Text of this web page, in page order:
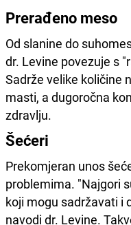
Prerađeno meso
Od slanine do
dr. Levine povezuje s
Sadrže velike količine
masti, a dugoročna
zdravlju.
Šećeri
Prekomjeran unos
problemima. "Najgori
koji mogu sadržavati i
navodi dr. Levine.